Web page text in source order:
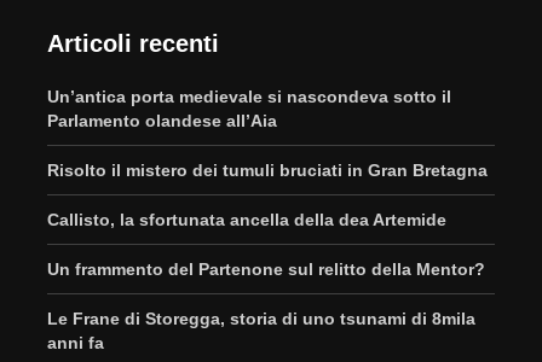
Articoli recenti
Un’antica porta medievale si nascondeva sotto il
Parlamento olandese all’Aia
Risolto il mistero dei tumuli bruciati in Gran Bretagna
Callisto, la sfortunata ancella della dea Artemide
Un frammento del Partenone sul relitto della Mentor?
Le Frane di Storegga, storia di uno tsunami di 8mila
anni fa